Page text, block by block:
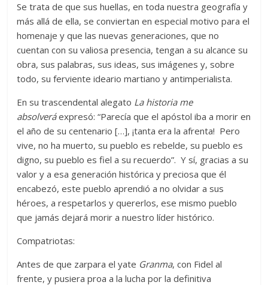
Se trata de que sus huellas, en toda nuestra geografía y
más allá de ella, se conviertan en especial motivo para el
homenaje y que las nuevas generaciones, que no
cuentan con su valiosa presencia, tengan a su alcance su
obra, sus palabras, sus ideas, sus imágenes y, sobre
todo, su ferviente ideario martiano y antimperialista.
En su trascendental alegato La historia me
absolveráexpresó: “Parecía que el apóstol iba a morir en
el año de su centenario […], ¡tanta era la afrenta! Pero
vive, no ha muerto, su pueblo es rebelde, su pueblo es
digno, su pueblo es fiel a su recuerdo”. Y sí, gracias a su
valor y a esa generación histórica y preciosa que él
encabezó, este pueblo aprendió a no olvidar a sus
héroes, a respetarlos y quererlos, ese mismo pueblo
que jamás dejará morir a nuestro líder histórico.
Compatriotas:
Antes de que zarpara el yate Granma, con Fidel al
frente, y pusiera proa a la lucha por la definitiva